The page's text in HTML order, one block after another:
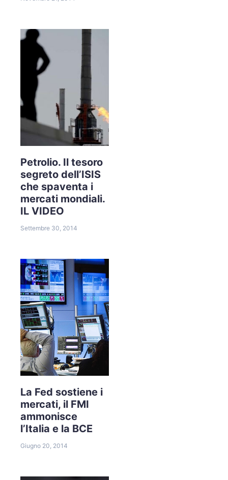
Petrolio. Il tesoro
segreto dell’ISIS
che spaventa i
mercati mondiali.
IL VIDEO
Settembre 30, 2014
La Fed sostiene i
mercati, il FMI
ammonisce
l’Italia e la BCE
Giugno 20, 2014